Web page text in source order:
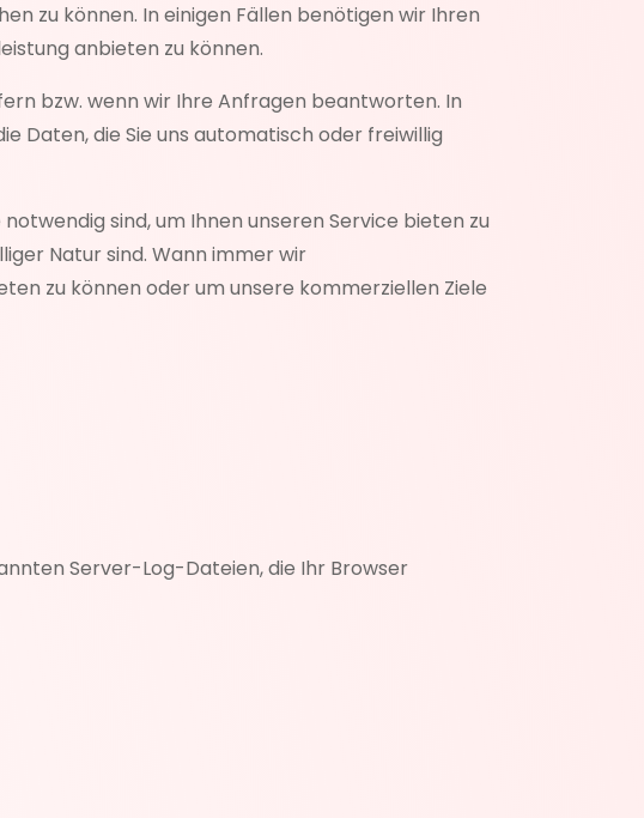
zu können. In einigen Fällen benötigen wir Ihren
anbieten zu können.
bzw. wenn wir Ihre Anfragen beantworten. In
Daten, die Sie uns automatisch oder freiwillig
sind, um Ihnen unseren Service bieten zu
Natur sind. Wann immer wir
zu können oder um unsere kommerziellen Ziele
Server-Log-Dateien, die Ihr Browser